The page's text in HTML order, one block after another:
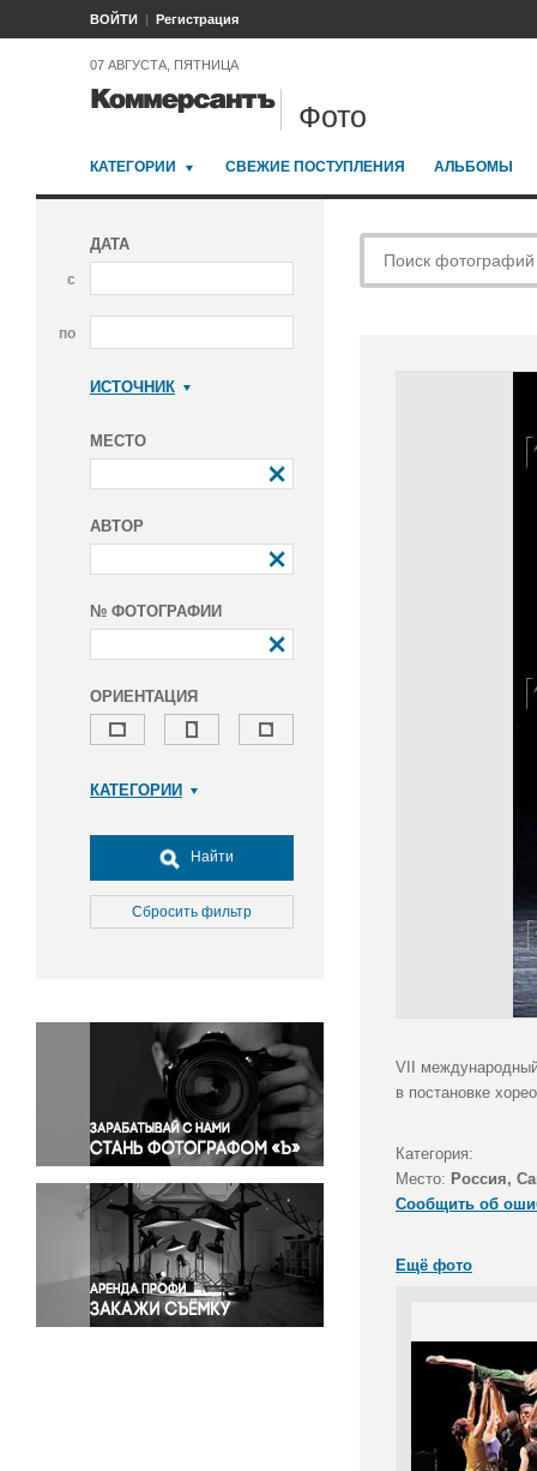
ВОЙТИ Регистрация
07 АВГУСТА, ПЯТНИЦА
Фото
КАТЕГОРИИ СВЕЖИЕ ПОСТУПЛЕНИЯ АЛЬБОМЫ
ДАТА
с
по
ИСТОЧНИК
МЕСТО
АВТОР
№ ФОТОГРАФИИ
ОРИЕНТАЦИЯ
КАТЕГОРИИ
Досуг, туризм и отдых
Культура
Медицина
Окружающая среда
Политика
Правосудие
Происшествия и конфликты
Религия
Светская жизнь
Спорт
Экология
Экономика и бизнес
Найти
Сбросить фильтр
VII
в постановке
Категория:
Место: Россия,
Сообщить об
Ещё фото